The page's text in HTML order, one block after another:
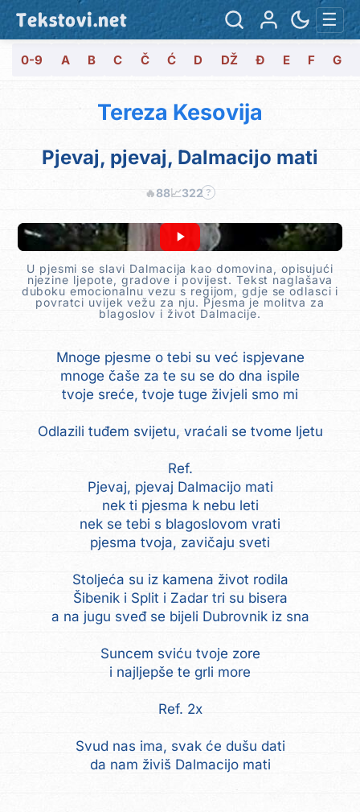
Tekstovi.net ☰
0-9 A B C Č Ć D DŽ Đ E F G
Tereza Kesovija
Pjevaj, pjevaj, Dalmacijo mati
🔥88📈322 ?
U pjesmi se slavi Dalmacija kao domovina, opisujući
njezine ljepote, gradove i povijest. Tekst naglašava
duboku emocionalnu vezu s regijom, gdje se odlasci i
povratci uvijek vežu za nju. Pjesma je molitva za
blagoslov i život Dalmacije.
Mnoge pjesme o tebi su već ispjevane
mnoge čaše za te su se do dna ispile
tvoje sreće, tvoje tuge živjeli smo mi
Odlazili tuđem svijetu, vraćali se tvome ljetu
Ref.
Pjevaj, pjevaj Dalmacijo mati
nek ti pjesma k nebu leti
nek se tebi s blagoslovom vrati
pjesma tvoja, zavičaju sveti
Stoljeća su iz kamena život rodila
Šibenik i Split i Zadar tri su bisera
a na jugu sveđ se bijeli Dubrovnik iz sna
Suncem sviću tvoje zore
i najljepše te grli more
Ref. 2x
Svud nas ima, svak će dušu dati
da nam živiš Dalmacijo mati